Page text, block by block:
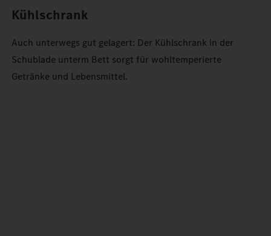
Kühlschrank
Auch unterwegs gut gelagert: Der Kühlschrank in der
Schublade unterm Bett sorgt für wohltemperierte
Getränke und Lebensmittel.